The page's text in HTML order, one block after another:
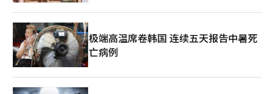
极端高温席卷韩国 连续五天报告中暑死
亡病例